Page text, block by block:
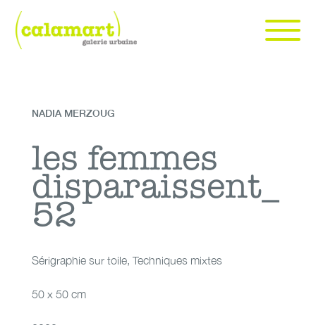
content
Sérigraphie sur
toile
les femmes
disparaissent_52
NADIA MERZOUG
les femmes
disparaissent_
52
Sérigraphie sur toile, Techniques mixtes
50 x 50 cm